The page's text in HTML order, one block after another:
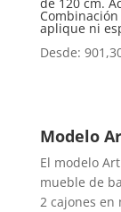
aplique ni
Desde:
Modelo
El modelo
mueble de
2 cajones en